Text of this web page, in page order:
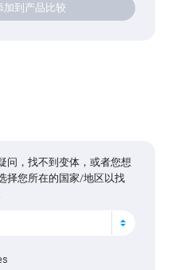
加到产品比较
问，找不到变体，或者您想
择您所在的国家/地区以找